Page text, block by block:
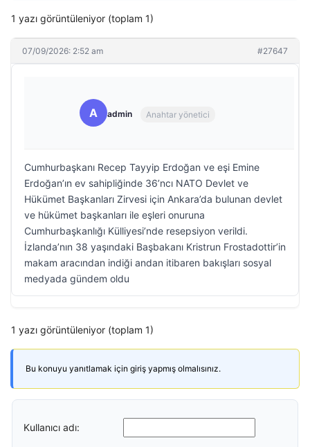
1 yazı görüntüleniyor (toplam 1)
07/09/2026: 2:52 am #27647
A admin Anahtar yönetici
Cumhurbaşkanı Recep Tayyip Erdoğan ve eşi Emine
Erdoğan’ın ev sahipliğinde 36’ncı NATO Devlet ve
Hükümet Başkanları Zirvesi için Ankara’da bulunan devlet
ve hükümet başkanları ile eşleri onuruna
Cumhurbaşkanlığı Külliyesi’nde resepsiyon verildi.
İzlanda’nın 38 yaşındaki Başbakanı Kristrun Frostadottir’in
makam aracından indiği andan itibaren bakışları sosyal
medyada gündem oldu
1 yazı görüntüleniyor (toplam 1)
Bu konuyu yanıtlamak için giriş yapmış olmalısınız.
Kullanıcı adı: